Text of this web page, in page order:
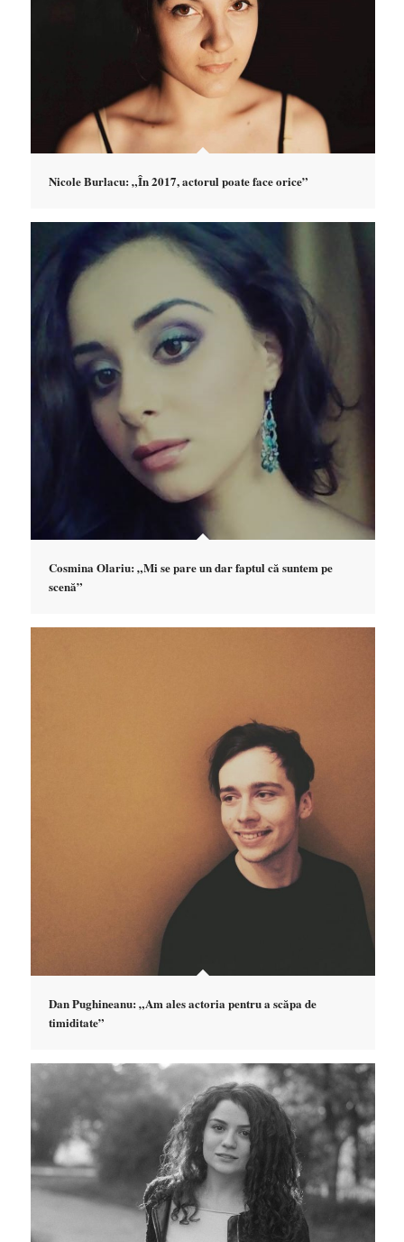
Nicole Burlacu: „În 2017, actorul poate face orice”
Cosmina Olariu: „Mi se pare un dar faptul că suntem pe
scenă”
Dan Pughineanu: „Am ales actoria pentru a scăpa de
timiditate”